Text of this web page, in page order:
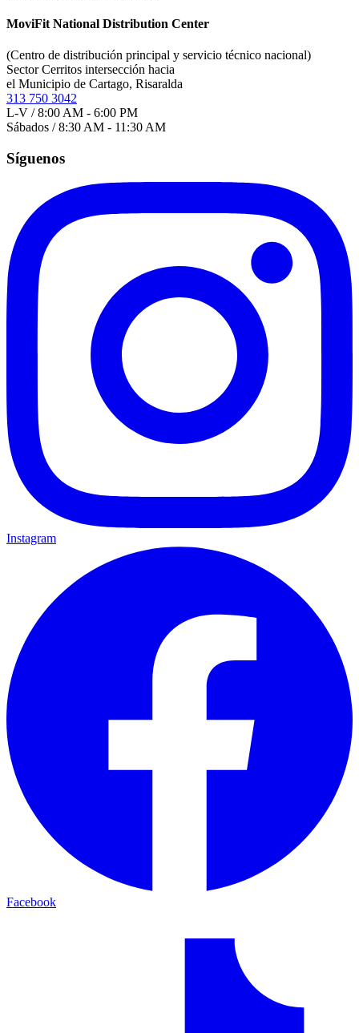
MoviFit National Distribution Center
(Centro de distribución principal y servicio técnico nacional)
Sector Cerritos intersección hacia
el Municipio de Cartago, Risaralda
313 750 3042
L-V / 8:00 AM - 6:00 PM
Sábados / 8:30 AM - 11:30 AM
Síguenos
Instagram
Facebook